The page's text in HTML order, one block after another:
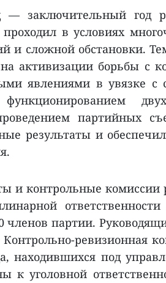
— заключительный год
в условиях
и сложной обстановки.
активизации борьбы с
явлениями в увязке с
партийных
результаты и
и контрольные комиссии
членов партии.
ревизионная
находившихся под
к уголовной